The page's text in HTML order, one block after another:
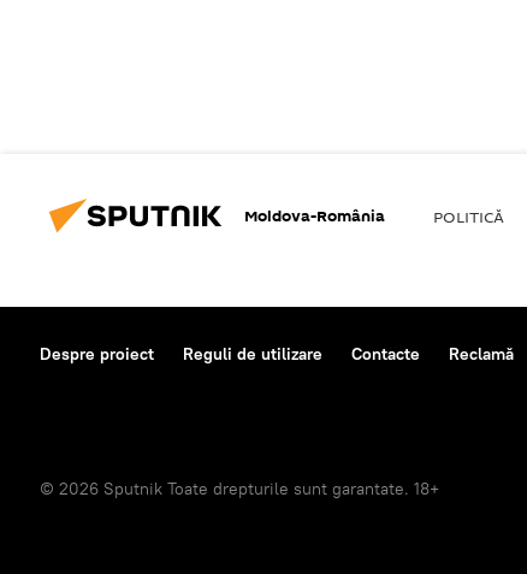
Moldova-România POLITICĂ
Despre proiect Reguli de utilizare Contacte Reclamă
© 2026 Sputnik Toate drepturile sunt garantate. 18+